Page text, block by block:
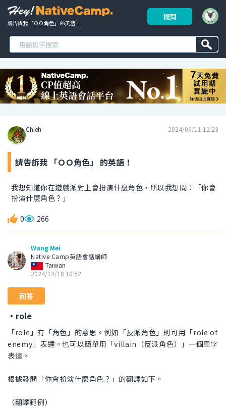
請告訴我 「ＯＯ角色」 的英語！
提問
Chieh 2024/06/11 12:23
請告訴我 「ＯＯ角色」 的英語！
我想知道你在遊戲派對上會扮演什麼角色，所以我想問：「你會
扮演什麼角色？」
0 266
Wang Mei
Native Camp英語會話講師
Taiwan
2024/12/18 10:52
回答
・role
「role」有「角色」的意思。例如「反派角色」則可用「role of
enemy」表達。也可以簡單用「villain（反派角色）」一個單字
表達。
根據發問「你會扮演什麼角色？」的翻譯如下。
（翻譯範例）